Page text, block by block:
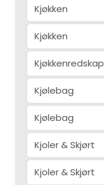
Kjøkken
Kjøkken
Kjøkkenredskap
Kjølebag
Kjølebag
Kjoler & Skjørt
Kjoler & Skjørt